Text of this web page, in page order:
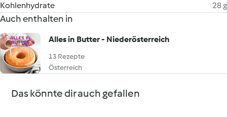
Kohlenhydrate
28 g
Auch enthalten in
Alles in Butter - Niederösterreich
13 Rezepte
Österreich
Das könnte dir auch gefallen